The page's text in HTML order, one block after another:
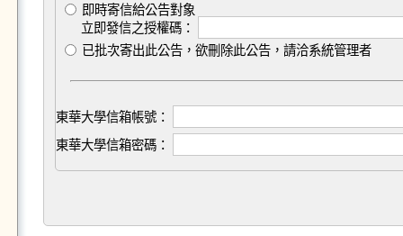
即時寄信給公告對象
立即發信之授權碼：
已批次寄出此公告，欲刪除此公告，請洽系統管理者
東華大學信箱帳號：
東華大學信箱密碼：